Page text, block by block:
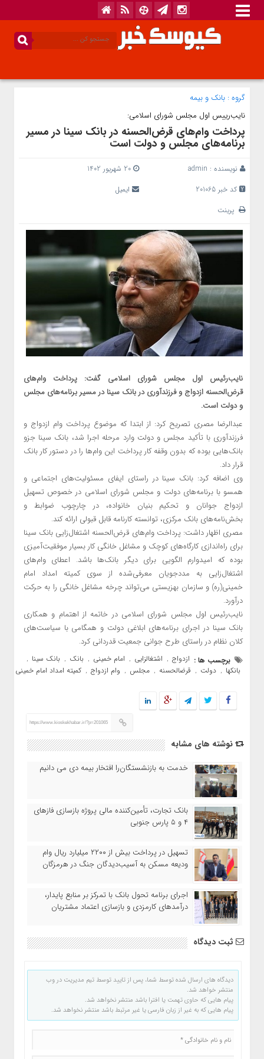
گروه : بانک‌ و بیمه
نایب‌رییس اول مجلس شورای اسلامی:
پرداخت وام‌های قرض‌الحسنه در بانک سینا در مسیر
برنامه‌های مجلس و دولت است
نویسنده : admin
20 شهریور 1402
کد خبر 201065
ایمیل
پرینت
نایب‌رئیس اول مجلس شورای اسلامی گفت: پرداخت وام‌های
قرض‌الحسنه ازدواج و فرزندآوری در بانک سینا در مسیر برنامه‌های مجلس
و دولت است.
عبدالرضا مصری تصریح کرد: از ابتدا که موضوع پرداخت وام ازدواج و
فرزندآوری با تأکید مجلس و دولت وارد مرحله اجرا شد، بانک سینا جزو
بانک‌هایی بوده که بدون وقفه کار پرداخت این وام‌ها را در دستور کار بانک
قرار داد.
وی اضافه کرد: بانک سینا در راستای ایفای مسئولیت‌های اجتماعی و
همسو با برنامه‌های دولت و مجلس شورای اسلامی در خصوص تسهیل
ازدواج جوانان و تحکیم بنیان خانواده، در چارچوب ضوابط و
بخش‌نامه‌های بانک مرکزی، توانسته کارنامه قابل قبولی ارائه کند.
مصری اظهار داشت: پرداخت وام‌های قرض‌الحسنه اشتغال‌زایی بانک سینا
برای راه‌اندازی کارگاه‌های کوچک و مشاغل خانگی کار بسیار موفقیت‌آمیزی
بوده که امیدوارم الگویی برای دیگر بانک‌ها باشد. اعطای وام‌های
اشتغال‌زایی به مددجویان معرفی‌شده از سوی کمیته امداد امام
خمینی(ره) و سازمان بهزیستی می‌تواند چرخه مشاغل خانگی را به حرکت
درآورد.
نایب‌رئیس اول مجلس شورای اسلامی در خاتمه از اهتمام و همکاری
بانک سینا در اجرای برنامه‌های ابلاغی دولت و همگامی با سیاست‌های
کلان نظام در راستای طرح جوانی جمعیت قدردانی کرد.
برچسب ها : ازدواج , اشتغالزایی , امام خمینی , بانک , بانک سینا ,
بانکها , دولت , قرضالحسنه , مجلس , وام ازدواج , کمیته امداد امام خمینی
https://www.kioskekhabar.ir/?p=201065
نوشته های مشابه
خدمت به بازنشستگان‌را افتخار بیمه دی می دانیم
بانک تجارت، تأمین‌کننده مالی پروژه بازسازی فازهای
۴ و ۵ پارس جنوبی
تسهیل در پرداخت بیش از ۲۲۰۰ میلیارد ریال وام
ودیعه مسکن به آسیب‌دیدگان جنگ در هرمزگان
اجرای برنامه تحول بانک با تمرکز بر منابع پایدار،
درآمدهای کارمزدی و بازسازی اعتماد مشتریان
ثبت دیدگاه
دیدگاه های ارسال شده توسط شما، پس از تایید توسط تیم مدیریت در وب
منتشر خواهد شد.
پیام هایی که حاوی تهمت یا افترا باشد منتشر نخواهد شد.
پیام هایی که به غیر از زبان فارسی یا غیر مرتبط باشد منتشر نخواهد شد.